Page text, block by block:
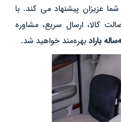
عزیزان پیشنهاد می‌ کند. با
کالا، ارسال سریع، مشاوره
باراد بهره‌مند خواهید شد.